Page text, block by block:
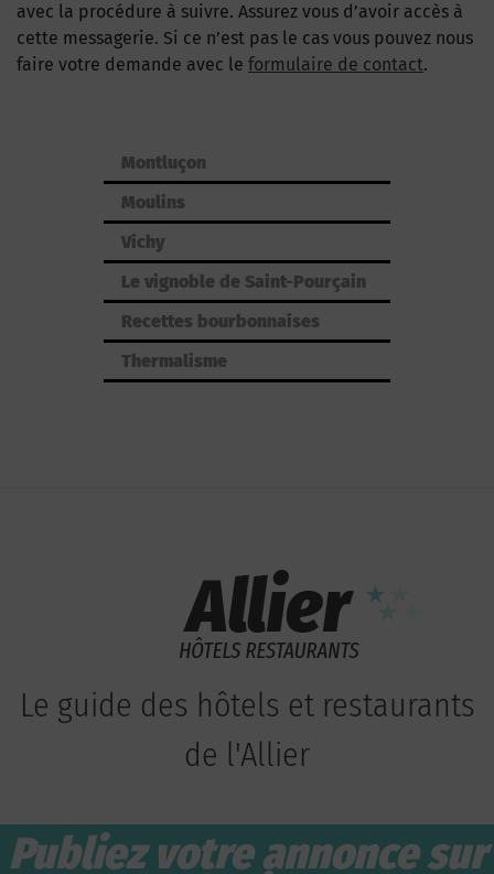
avec la procédure à suivre. Assurez vous d’avoir accès à
cette messagerie. Si ce n’est pas le cas vous pouvez nous
faire votre demande avec le formulaire de contact.
Montluçon
Moulins
Vichy
Le vignoble de Saint-Pourçain
Recettes bourbonnaises
Thermalisme
Le guide des hôtels et restaurants
de l'Allier
Publiez votre annonce sur